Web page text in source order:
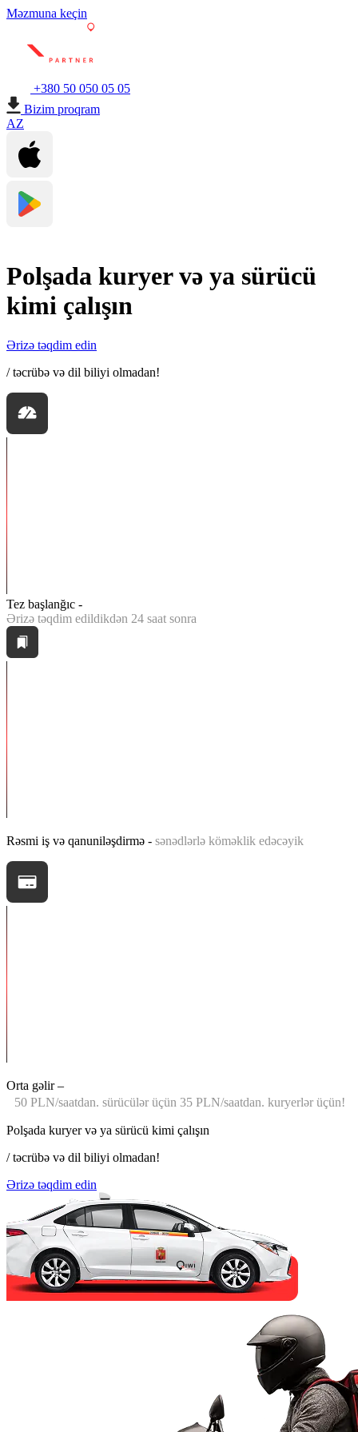
Məzmuna keçin
+380 50 050 05 05
Bizim proqram
AZ
Polşada kuryer və ya sürücü
kimi çalışın
Ərizə təqdim edin
/ təcrübə və dil biliyi olmadan!
Tez başlanğıc -
Ərizə təqdim edildikdən 24 saat sonra
Rəsmi iş və qanuniləşdirmə - sənədlərlə köməklik edəcəyik
Orta gəlir –
50 PLN/saatdan. sürücülər üçün 35 PLN/saatdan. kuryerlər üçün!
Polşada kuryer və ya sürücü kimi çalışın
/ təcrübə və dil biliyi olmadan!
Ərizə təqdim edin